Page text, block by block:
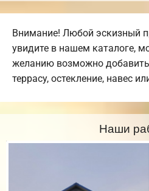
Внимание! Любой эскизный
увидите в нашем каталоге,
желанию возможно добавить
террасу, остекление, навес
Наши